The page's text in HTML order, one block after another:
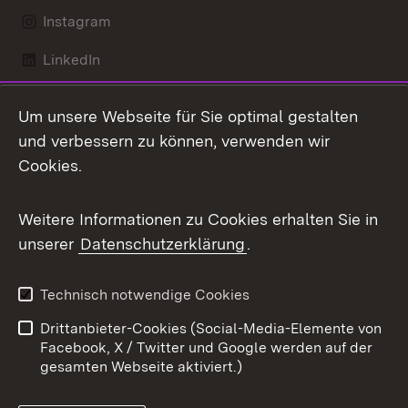
Instagram
LinkedIn
X / Twitter
Youtube
Kontakt
Datenschutz
Barrierefreiheit
Impressum
Cookies
Um unsere Webseite für Sie optimal gestalten
und verbessern zu können, verwenden wir
Cookies.
Weitere Informationen zu Cookies erhalten Sie in
unserer Datenschutzerklärung.
Technisch notwendige Cookies
Drittanbieter-Cookies (Social-Media-Elemente von
Facebook, X / Twitter und Google werden auf der
gesamten Webseite aktiviert.)